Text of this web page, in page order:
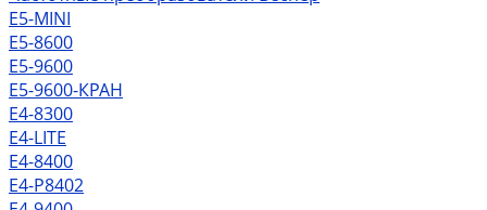
Е5-MINI
Е5-8600
Е5-9600
Е5-9600-КРАН
Е4-8300
Е4-LITE
E4-8400
Е4-P8402